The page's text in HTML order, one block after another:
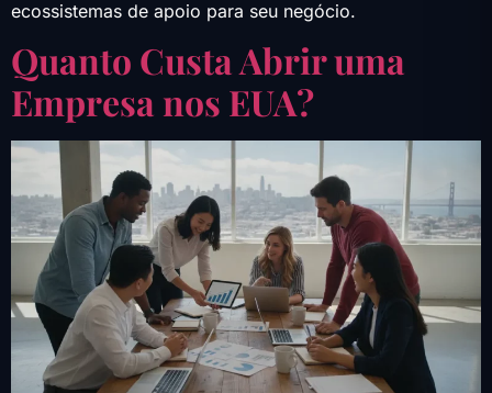
ecossistemas de apoio para seu negócio.
Quanto Custa Abrir uma
Empresa nos EUA?